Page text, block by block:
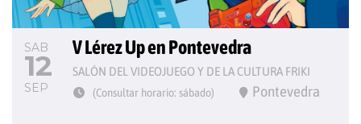
SAB
12
SEP
V Lérez Up en Pontevedra
SALÓN DEL VIDEOJUEGO Y DE LA CULTURA FRIKI
(Consultar horario: sábado) Pontevedra